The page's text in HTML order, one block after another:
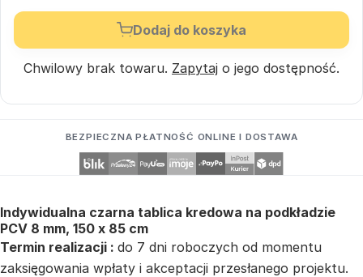
Dodaj do koszyka
Chwilowy brak towaru. Zapytaj o jego dostępność.
BEZPIECZNA PŁATNOŚĆ ONLINE I DOSTAWA
Indywidualna czarna tablica kredowa na podkładzie
PCV 8 mm, 150 x 85 cm
Termin realizacji : do 7 dni roboczych od momentu
zaksięgowania wpłaty i akceptacji przesłanego projektu.